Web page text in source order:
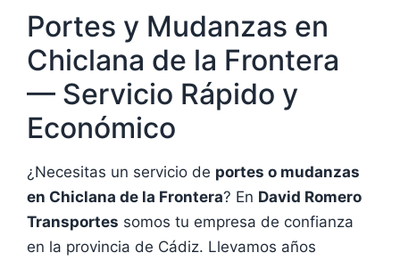
Portes y Mudanzas en
Chiclana de la Frontera
— Servicio Rápido y
Económico
¿Necesitas un servicio de portes o mudanzas
en Chiclana de la Frontera? En David Romero
Transportes somos tu empresa de confianza
en la provincia de Cádiz. Llevamos años